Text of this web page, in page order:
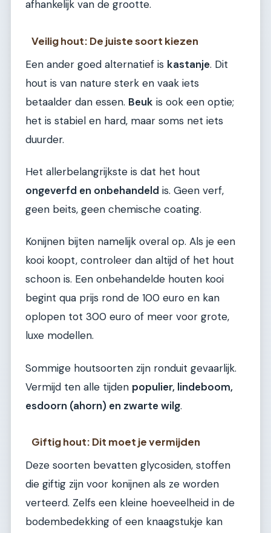
afhankelijk van de grootte.
Veilig hout: De juiste soort kiezen
Een ander goed alternatief is kastanje. Dit
hout is van nature sterk en vaak iets
betaalder dan essen. Beuk is ook een optie;
het is stabiel en hard, maar soms net iets
duurder.
Het allerbelangrijkste is dat het hout
ongeverfd en onbehandeld is. Geen verf,
geen beits, geen chemische coating.
Konijnen bijten namelijk overal op. Als je een
kooi koopt, controleer dan altijd of het hout
schoon is. Een onbehandelde houten kooi
begint qua prijs rond de 100 euro en kan
oplopen tot 300 euro of meer voor grote,
luxe modellen.
Sommige houtsoorten zijn ronduit gevaarlijk.
Vermijd ten alle tijden populier, lindeboom,
esdoorn (ahorn) en zwarte wilg.
Giftig hout: Dit moet je vermijden
Deze soorten bevatten glycosiden, stoffen
die giftig zijn voor konijnen als ze worden
verteerd. Zelfs een kleine hoeveelheid in de
bodembedekking of een knaagstukje kan